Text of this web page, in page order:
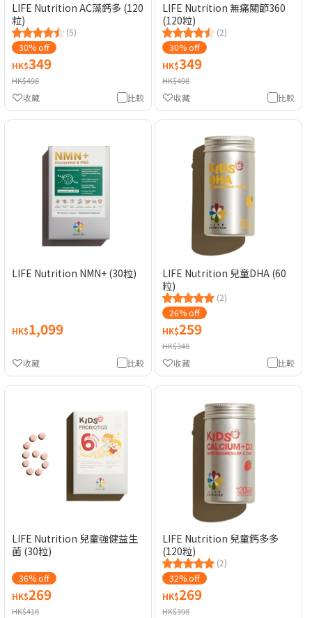
LIFE Nutrition AC藻鈣多 (120
粒)
(5)
30% off
HK$349
HK$498
比較
收藏
LIFE Nutrition 無痛關節360
(120粒)
(2)
30% off
HK$349
HK$498
比較
收藏
LIFE Nutrition NMN+ (30粒)
HK$1,099
比較
收藏
LIFE Nutrition 兒童DHA (60
粒)
(2)
26% off
HK$259
HK$348
比較
收藏
LIFE Nutrition 兒童強健益生
菌 (30粒)
36% off
HK$269
HK$418
LIFE Nutrition 兒童鈣多多
(120粒)
(2)
32% off
HK$269
HK$398